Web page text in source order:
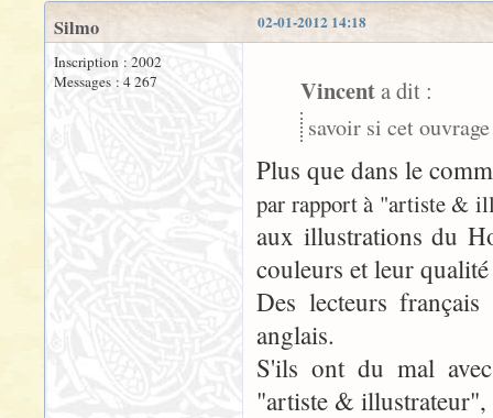
02-01-2012 14:18
Silmo
Inscription : 2002
Messages : 4 267
Vincenta dit :
savoir si cet
Plus que dans le
par rapport à "artiste &
aux illustrations du
couleurs et leur
Des lecteurs
anglais.
S'ils ont du mal
"artiste & illustrateur",